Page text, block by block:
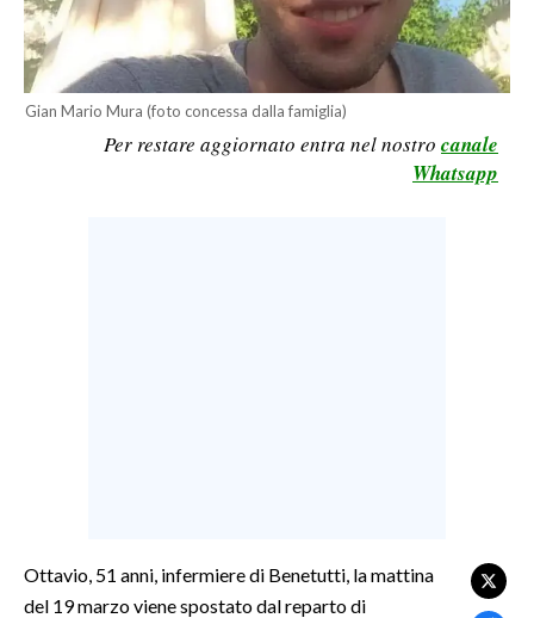
SPORT IN SARDEGNA
SPORT
SALUTE
Gian Mario Mura (foto concessa dalla famiglia)
Per restare aggiornato entra nel nostro canale
Whatsapp
Ottavio, 51 anni, infermiere di Benetutti, la mattina
del 19 marzo viene spostato dal reparto di